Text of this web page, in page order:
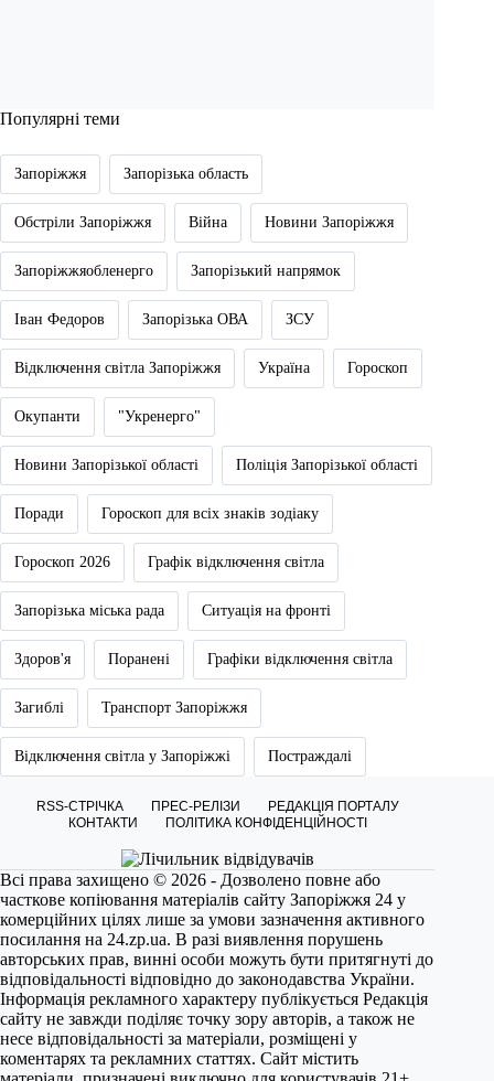
Популярні теми
Запоріжжя Запорізька область
Обстріли Запоріжжя Війна Новини Запоріжжя
Запоріжжяобленерго Запорізький напрямок
Іван Федоров Запорізька ОВА ЗСУ
Відключення світла Запоріжжя Україна Гороскоп
Окупанти "Укренерго"
Новини Запорізької області Поліція Запорізької області
Поради Гороскоп для всіх знаків зодіаку
Гороскоп 2026 Графік відключення світла
Запорізька міська рада Ситуація на фронті
Здоров'я Поранені Графіки відключення світла
Загиблі Транспорт Запоріжжя
Відключення світла у Запоріжжі Постраждалі
RSS-СТРІЧКА ПРЕС-РЕЛІЗИ
РЕДАКЦІЯ ПОРТАЛУ
КОНТАКТИ
ПОЛІТИКА КОНФІДЕНЦІЙНОСТІ
Всі права захищено © 2026 - Дозволено повне або
часткове копіювання матеріалів сайту Запоріжжя 24 у
комерційних цілях лише за умови зазначення активного
посилання на 24.zp.ua. В разі виявлення порушень
авторських прав, винні особи можуть бути притягнуті до
відповідальності відповідно до законодавства України.
Інформація рекламного характеру публікується Редакція
сайту не завжди поділяє точку зору авторів, а також не
несе відповідальності за матеріали, розміщені у
коментарях та рекламних статтях. Сайт містить